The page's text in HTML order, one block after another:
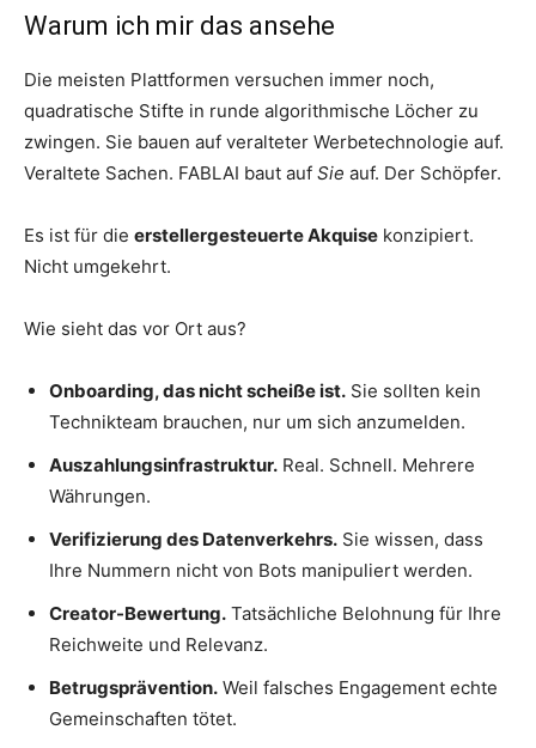
Warum ich mir das ansehe
Die meisten Plattformen versuchen immer noch,
quadratische Stifte in runde algorithmische Löcher zu
zwingen. Sie bauen auf veralteter Werbetechnologie auf.
Veraltete Sachen. FABLAI baut auf Sie auf. Der Schöpfer.
Es ist für die erstellergesteuerte Akquise konzipiert.
Nicht umgekehrt.
Wie sieht das vor Ort aus?
Onboarding, das nicht scheiße ist. Sie sollten kein
Technikteam brauchen, nur um sich anzumelden.
Auszahlungsinfrastruktur. Real. Schnell. Mehrere
Währungen.
Verifizierung des Datenverkehrs. Sie wissen, dass
Ihre Nummern nicht von Bots manipuliert werden.
Creator-Bewertung. Tatsächliche Belohnung für Ihre
Reichweite und Relevanz.
Betrugsprävention. Weil falsches Engagement echte
Gemeinschaften tötet.